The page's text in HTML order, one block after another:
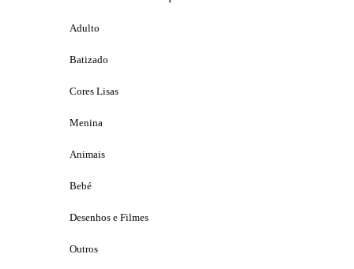
Adulto
Batizado
Cores Lisas
Menina
Animais
Bebé
Desenhos e Filmes
Outros